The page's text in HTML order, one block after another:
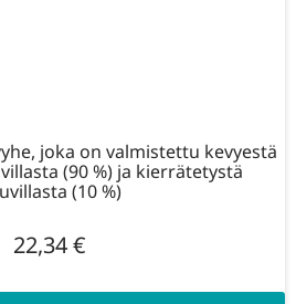
joka on valmistettu kevyestä
(90 %) ja kierrätetystä
(10 %)
22,34€